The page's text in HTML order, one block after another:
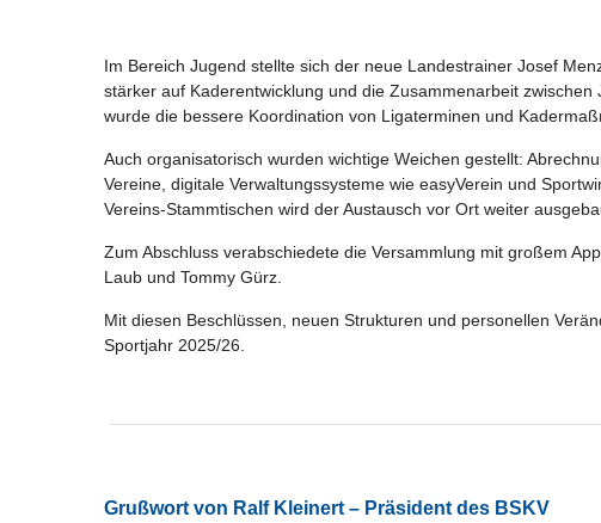
Im Bereich Jugend stellte sich der neue Landestrainer Josef
stärker auf Kaderentwicklung und die Zusammenarbeit
wurde die bessere Koordination von Ligaterminen und
Auch organisatorisch wurden wichtige Weichen gestellt:
Vereine, digitale Verwaltungssysteme wie easyVerein und
Vereins-Stammtischen wird der Austausch vor Ort weiter
Zum Abschluss verabschiedete die Versammlung mit großem
Laub und Tommy Gürz.
Mit diesen Beschlüssen, neuen Strukturen und personellen
Sportjahr 2025/26.
Grußwort von Ralf Kleinert – Präsident des BSKV